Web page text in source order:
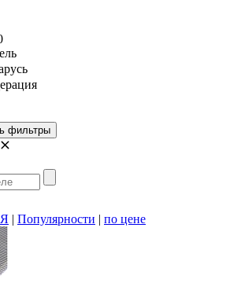
| Популярности | по цене